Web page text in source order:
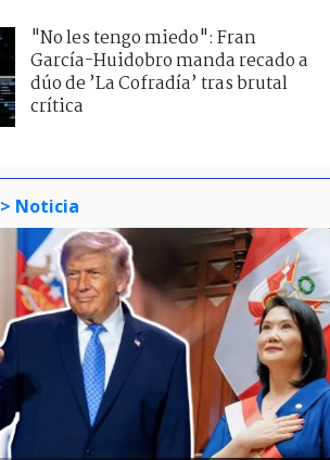
"No les tengo miedo": Fran
García-Huidobro manda recado a
dúo de ’La Cofradía’ tras brutal
crítica
> Noticia